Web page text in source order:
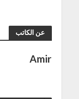
عن الكاتب
Amir